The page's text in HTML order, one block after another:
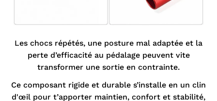
Les chocs répétés, une posture mal adaptée et la
perte d’efficacité au pédalage peuvent vite
transformer une sortie en contrainte.
Ce composant rigide et durable s’installe en un clin
d'œil pour t’apporter maintien, confort et stabilité,